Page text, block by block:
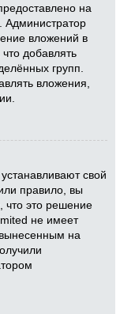
на
Администратор
вложений в
добавлять
групп.
вложения,
свой
правило, вы
что это решение
не имеет
на